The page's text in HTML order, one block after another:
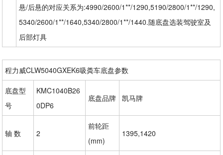
悬/后悬的对应关系为:4990/2600/1**/1290,5190/2800/1**/1290,
5340/2600/1**/1640,5340/2800/1**/1440.随底盘选装驾驶室及
后部灯具
程力威CLW5040GXEK6吸粪车底盘参数
底盘型
号
KMC1040B26
0DP6
底盘品牌 凯马牌
轴 数 2
前轮距
(mm)
1395,1420